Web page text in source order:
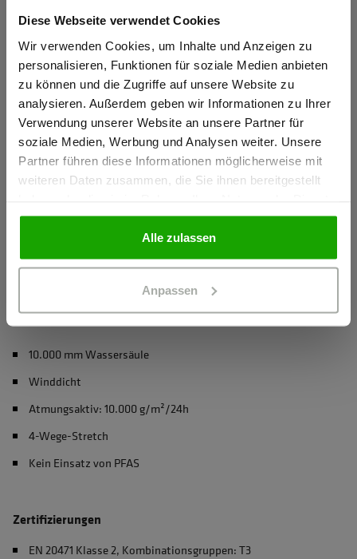
Diese Webseite verwendet Cookies
Wir verwenden Cookies, um Inhalte und Anzeigen zu
personalisieren, Funktionen für soziale Medien anbieten
zu können und die Zugriffe auf unsere Website zu
analysieren. Außerdem geben wir Informationen zu Ihrer
Verwendung unserer Website an unsere Partner für
soziale Medien, Werbung und Analysen weiter. Unsere
Partner führen diese Informationen möglicherweise mit
weiteren Daten zusammen, die Sie ihnen bereitgestellt
gesammelt haben.
Alle zulassen
Anpassen
Hochwertiges Westenfutter für mehr Tragekomfort und
besseres Körperklima
mehr anzeigen
Herstellerangaben
Schwabmünchen, Deutschland
info@schoeffel-pro.com
Materialeigenschaften
10.000 mm Wassersäule
Winddicht
Atmungsaktiv: 10.000 g/m²/24h
4-Wege-Stretch
Kein Einsatz von PFAS
Zertifizierungen
EN 20471 Klasse 2, Kombinationsgruppen: T3
Sind Sie
Gewerbetreibender?
Ich bestätige, dass ich Gewerbetreibender bin. Alle
Preise werden netto ausgewiesen.